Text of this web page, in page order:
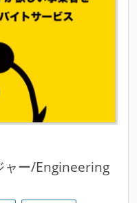
ャー/Engineering